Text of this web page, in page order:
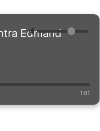
Edmand
🔈
1:01